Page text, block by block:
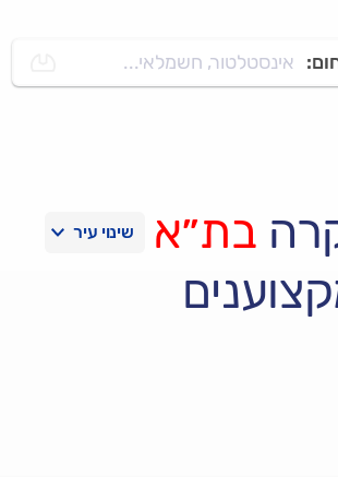
אינסטלטור, חשמלאי...
בת״א